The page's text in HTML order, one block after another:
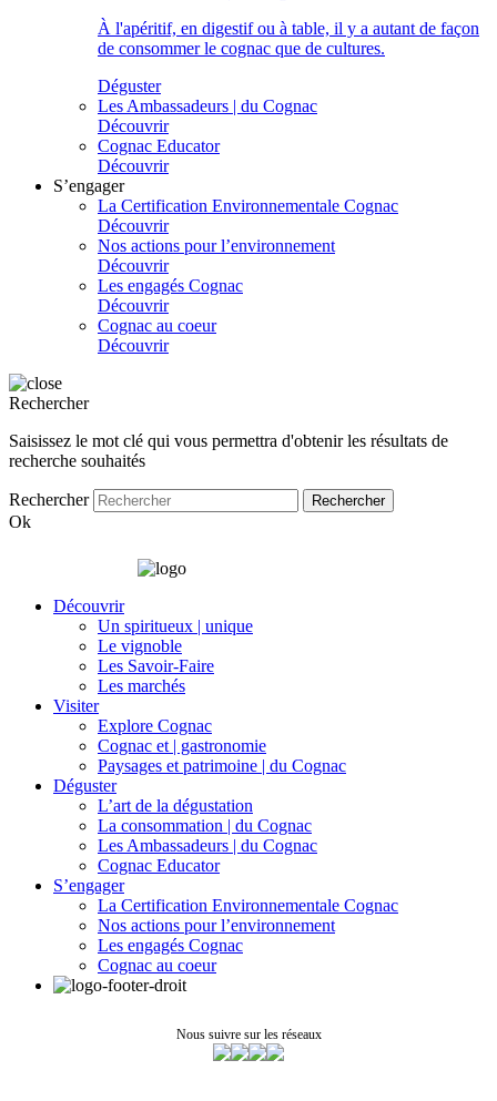
À l'apéritif, en digestif ou à table, il y a autant de façon
de consommer le cognac que de cultures.
Déguster
Les Ambassadeurs | du Cognac
Découvrir
Cognac Educator
Découvrir
S’engager
La Certification Environnementale Cognac
Découvrir
Nos actions pour l’environnement
Découvrir
Les engagés Cognac
Découvrir
Cognac au coeur
Découvrir
Rechercher
Saisissez le mot clé qui vous permettra d'obtenir les résultats de
recherche souhaités
Rechercher
Ok
Découvrir
Un spiritueux | unique
Le vignoble
Les Savoir-Faire
Les marchés
Visiter
Explore Cognac
Cognac et | gastronomie
Paysages et patrimoine | du Cognac
Déguster
L’art de la dégustation
La consommation | du Cognac
Les Ambassadeurs | du Cognac
Cognac Educator
S’engager
La Certification Environnementale Cognac
Nos actions pour l’environnement
Les engagés Cognac
Cognac au coeur
Nous suivre sur les réseaux